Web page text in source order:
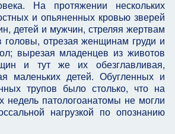
На протяжении нескольких
и опьяненных кровью зверей
детей и мужчин, стреляя жертвам
головы, отрезая женщинам груди и
вырезая младенцев из животов
и тут же их обезглавливая,
маленьких детей. Обугленных и
трупов было столько, что на
недель патологоанатомы не могли
нагрузкой по опознанию